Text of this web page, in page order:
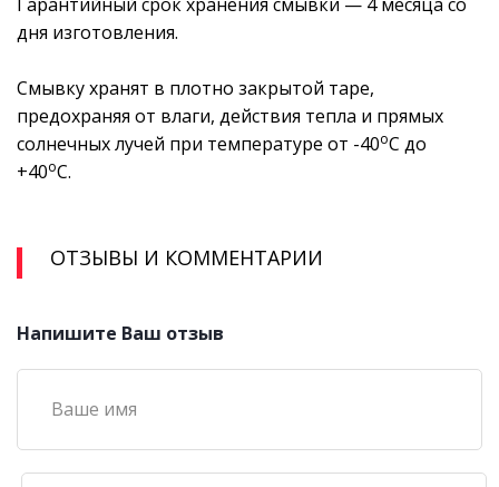
дня изготовления.
Смывку хранят в плотно закрытой таре,
предохраняя от влаги, действия тепла и прямых
солнечных лучей при температуре от -40оС до
+40оС.
ОТЗЫВЫ И КОММЕНТАРИИ
Напишите Ваш отзыв